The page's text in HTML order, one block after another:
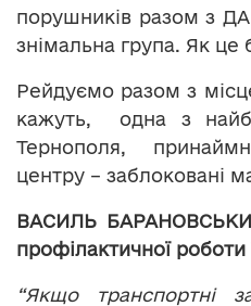
порушників разом з
знімальна група. Як це
Рейдуємо разом з
кажуть, одна з
Тернополя,
центру – заблоковані
ВАСИЛЬ
профілактичної роботи
“Якщо транспортні